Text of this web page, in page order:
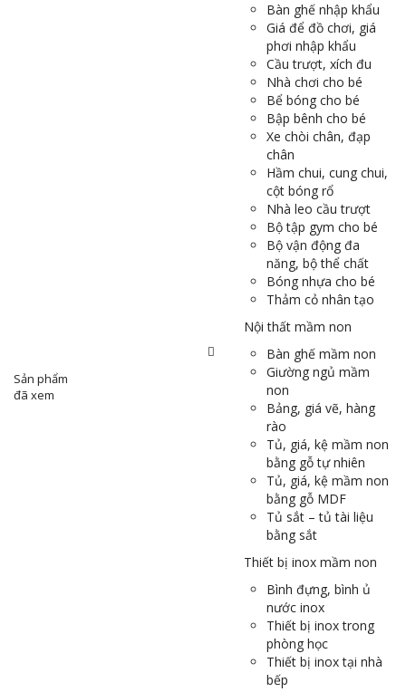
Sản phẩm
đã xem
Bàn ghế nhập khẩu
Giá để đồ chơi, giá
phơi nhập khẩu
Cầu trượt, xích đu
Nhà chơi cho bé
Bể bóng cho bé
Bập bênh cho bé
Xe chòi chân, đạp
chân
Hầm chui, cung chui,
cột bóng rổ
Nhà leo cầu trượt
Bộ tập gym cho bé
Bộ vận động đa
năng, bộ thể chất
Bóng nhựa cho bé
Thảm cỏ nhân tạo
Nội thất mầm non
Bàn ghế mầm non
Giường ngủ mầm
non
Bảng, giá vẽ, hàng
rào
Tủ, giá, kệ mầm non
bằng gỗ tự nhiên
Tủ, giá, kệ mầm non
bằng gỗ MDF
Tủ sắt – tủ tài liệu
bằng sắt
Thiết bị inox mầm non
Bình đựng, bình ủ
nước inox
Thiết bị inox trong
phòng học
Thiết bị inox tại nhà
bếp